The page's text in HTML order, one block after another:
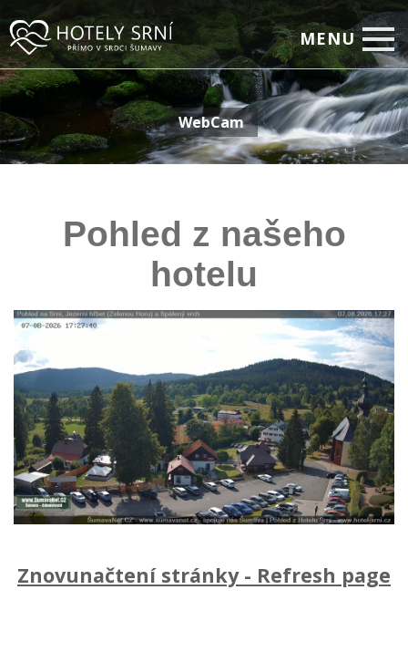
MENU
Home
Pokoje
Relax
Restaurace
Fotogalerie
On-line rezervace
Kontakty
WebCam
Pohled z našeho
hotelu
Znovunačtení stránky - Refresh page